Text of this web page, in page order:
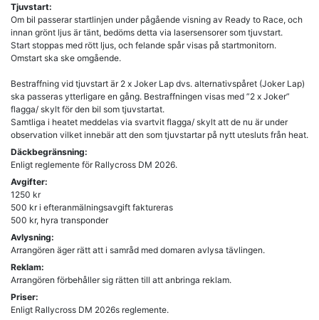
Tjuvstart:
Om bil passerar startlinjen under pågående visning av Ready to Race, och
innan grönt ljus är tänt, bedöms detta via lasersensorer som tjuvstart.
Start stoppas med rött ljus, och felande spår visas på startmonitorn.
Omstart ska ske omgående.
Bestraffning vid tjuvstart är 2 x Joker Lap dvs. alternativspåret (Joker Lap)
ska passeras ytterligare en gång. Bestraffningen visas med ”2 x Joker”
flagga/ skylt för den bil som tjuvstartat.
Samtliga i heatet meddelas via svartvit flagga/ skylt att de nu är under
Däckbegränsning:
Enligt reglemente för Rallycross DM 2026.
Avgifter:
1250 kr
500 kr i efteranmälningsavgift faktureras
Avlysning:
Arrangören äger rätt att i samråd med domaren avlysa tävlingen.
Reklam:
Arrangören förbehåller sig rätten till att anbringa reklam.
Priser:
Enligt Rallycross DM 2026s reglemente.